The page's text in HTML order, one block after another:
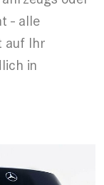
- alle
auf Ihr
in